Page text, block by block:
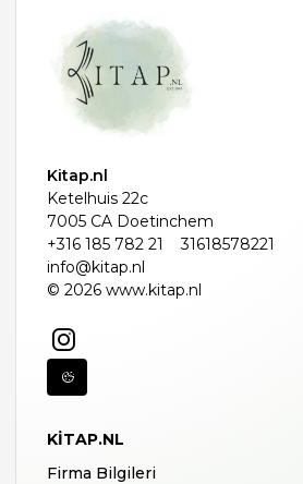
Kitap.nl
Ketelhuis 22c
7005 CA Doetinchem
+316 185 782 21
31618578221
info@kitap.nl
© 2026 www.kitap.nl
KITAP.NL
Firma Bilgileri